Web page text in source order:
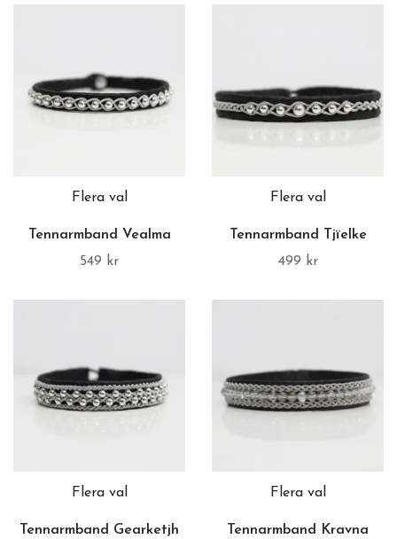
Flera val
Tennarmband Vealma
549 kr
Flera val
Tennarmband Tjïelke
499 kr
Flera val
Tennarmband Gearketjh
Flera val
Tennarmband Kravna